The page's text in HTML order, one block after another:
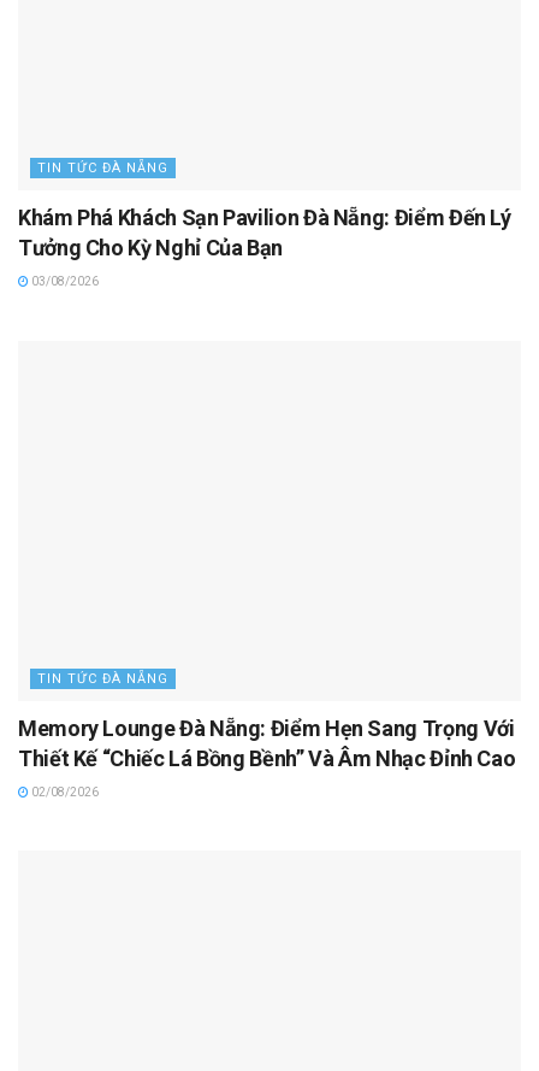
TIN TỨC ĐÀ NẴNG
Khám Phá Khách Sạn Pavilion Đà Nẵng: Điểm Đến Lý
Tưởng Cho Kỳ Nghỉ Của Bạn
03/08/2026
TIN TỨC ĐÀ NẴNG
Memory Lounge Đà Nẵng: Điểm Hẹn Sang Trọng Với
Thiết Kế “Chiếc Lá Bồng Bềnh” Và Âm Nhạc Đỉnh Cao
02/08/2026